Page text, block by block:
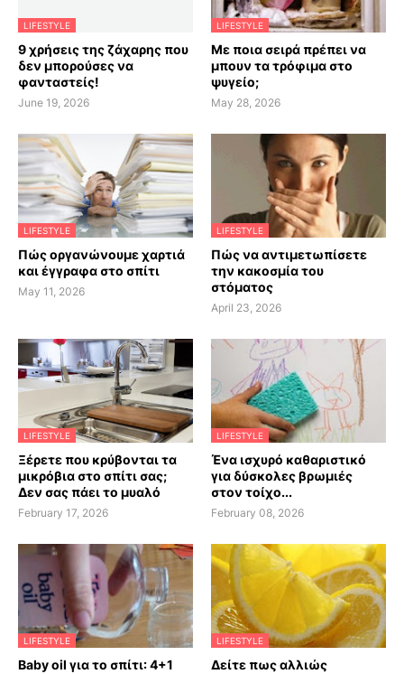
LIFESTYLE
9 χρήσεις της ζάχαρης που
δεν μπορούσες να
φανταστείς!
June 19, 2026
LIFESTYLE
Με ποια σειρά πρέπει να
μπουν τα τρόφιμα στο
ψυγείο;
May 28, 2026
LIFESTYLE
Πώς οργανώνουμε χαρτιά
και έγγραφα στο σπίτι
May 11, 2026
LIFESTYLE
Πώς να αντιμετωπίσετε
την κακοσμία του
στόματος
April 23, 2026
LIFESTYLE
Ξέρετε που κρύβονται τα
μικρόβια στο σπίτι σας;
Δεν σας πάει το μυαλό
February 17, 2026
LIFESTYLE
Ένα ισχυρό καθαριστικό
για δύσκολες βρωμιές
στον τοίχο...
February 08, 2026
LIFESTYLE
Baby oil για το σπίτι: 4+1
LIFESTYLE
Δείτε πως αλλιώς